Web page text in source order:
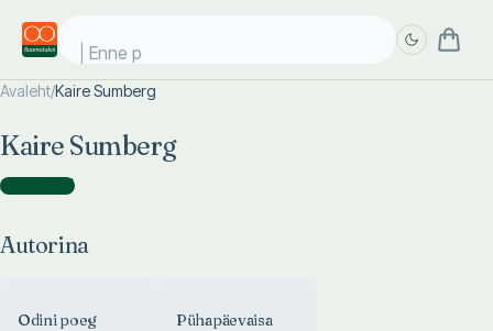
Enne pä
Avaleht/Kaire Sumberg
Kaire Sumberg
Autorina )
Autorina
Odini poeg
Pühapäevaisa